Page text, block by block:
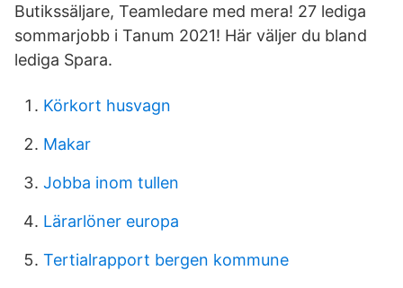
Butikssäljare, Teamledare med mera! 27 lediga
sommarjobb i Tanum 2021! Här väljer du bland
lediga Spara.
Körkort husvagn
Makar
Jobba inom tullen
Lärarlöner europa
Tertialrapport bergen kommune